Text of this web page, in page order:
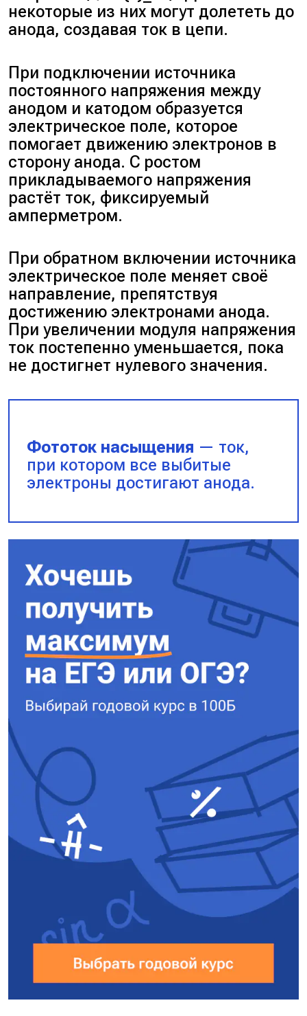
некоторые из них могут долететь до
анода, создавая ток в цепи.
При подключении источника
постоянного напряжения между
анодом и катодом образуется
электрическое поле, которое
помогает движению электронов в
сторону анода. С ростом
прикладываемого напряжения
растёт ток, фиксируемый
амперметром.
При обратном включении источника
электрическое поле меняет своё
направление, препятствуя
достижению электронами анода.
При увеличении модуля напряжения
ток постепенно уменьшается, пока
не достигнет нулевого значения.
Фототок насыщения — ток,
при котором все выбитые
электроны достигают анода.